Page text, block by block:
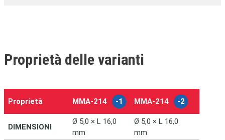
Proprietà delle varianti
Proprietà MMA‑214 -1 MMA‑214 -2
DIMENSIONI
Ø 5,0 × L 16,0
mm
Ø 5,0 × L 16,0
mm